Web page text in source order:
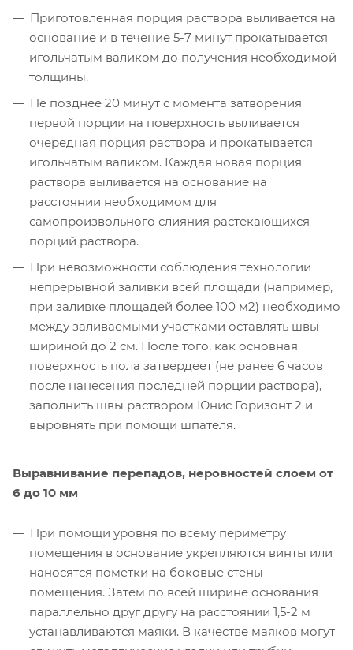
Приготовленная порция раствора выливается на
основание и в течение 5-7 минут прокатывается
игольчатым валиком до получения необходимой
толщины.
Не позднее 20 минут с момента затворения
первой порции на поверхность выливается
очередная порция раствора и прокатывается
игольчатым валиком. Каждая новая порция
раствора выливается на основание на
расстоянии необходимом для
самопроизвольного слияния растекающихся
порций раствора.
При невозможности соблюдения технологии
непрерывной заливки всей площади (например,
при заливке площадей более 100 м2) необходимо
между заливаемыми участками оставлять швы
шириной до 2 см. После того, как основная
поверхность пола затвердеет (не ранее 6 часов
после нанесения последней порции раствора),
заполнить швы раствором Юнис Горизонт 2 и
выровнять при помощи шпателя.
Выравнивание перепадов, неровностей слоем от
6 до 10 мм
При помощи уровня по всему периметру
помещения в основание укрепляются винты или
наносятся пометки на боковые стены
помещения. Затем по всей ширине основания
параллельно друг другу на расстоянии 1,5-2 м
устанавливаются маяки. В качестве маяков могут